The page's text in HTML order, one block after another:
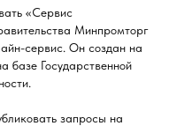
«Сервис
Минпромторг
сервис. Он создан на
базе Государственной
запросы на